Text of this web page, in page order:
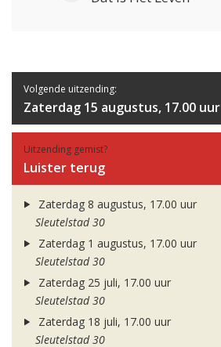
Volgende uitzending:
Zaterdag 15 augustus, 17.00 uur
Uitzending gemist?
Luister terug
Zaterdag 8 augustus, 17.00 uur
Sleutelstad 30
Zaterdag 1 augustus, 17.00 uur
Sleutelstad 30
Zaterdag 25 juli, 17.00 uur
Sleutelstad 30
Zaterdag 18 juli, 17.00 uur
Sleutelstad 30